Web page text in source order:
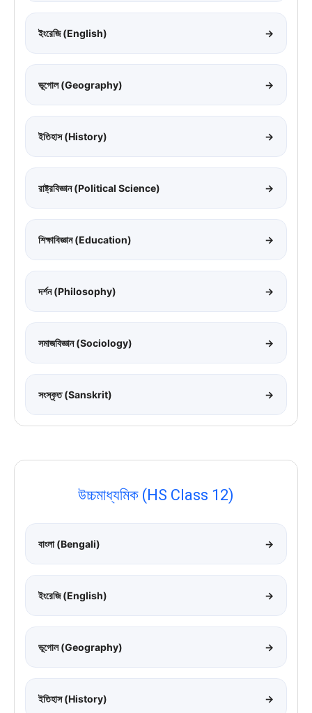
ইংরেজি (English) →
ভূগোল (Geography) →
ইতিহাস (History) →
রাষ্ট্রবিজ্ঞান (Political Science) →
শিক্ষাবিজ্ঞান (Education) →
দর্শন (Philosophy) →
সমাজবিজ্ঞান (Sociology) →
সংস্কৃত (Sanskrit) →
উচ্চমাধ্যমিক (HS Class 12)
বাংলা (Bengali) →
ইংরেজি (English) →
ভূগোল (Geography) →
ইতিহাস (History) →